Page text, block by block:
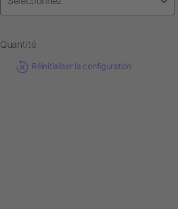
Quantité
Réinitialiser la configuration